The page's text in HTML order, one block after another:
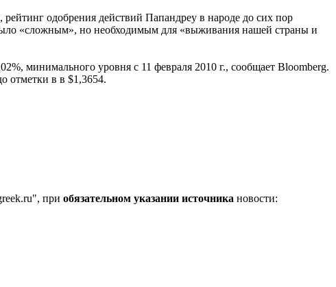
одобрения действий Папандреу в народе до сих пор
«сложным», но необходимым для «выживания нашей страны и
минимального уровня с 11 февраля 2010 г., сообщает Bloomberg.
отметки в в $1,3654.
при обязательном указании источника новости: